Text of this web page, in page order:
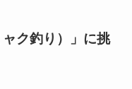
ク釣り）」に挑